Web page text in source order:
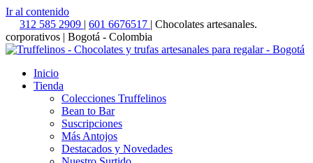
Ir al contenido
312 585 2909 | 601 6676517 | Chocolates artesanales.
corporativos | Bogotá - Colombia
Inicio
Tienda
Colecciones Truffelinos
Bean to Bar
Suscripciones
Más Antojos
Destacados y Novedades